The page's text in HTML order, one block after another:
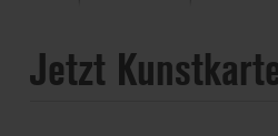
Der letzte Monat im Fokus
Alle Fokus-Werke
Jetzt